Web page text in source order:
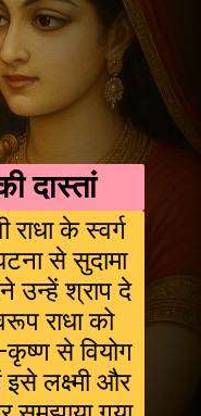
दास्तां
के स्वर्ग
से सुदामा
उन्हें श्राप दे
राधा को
से वियोग
लक्ष्मी और